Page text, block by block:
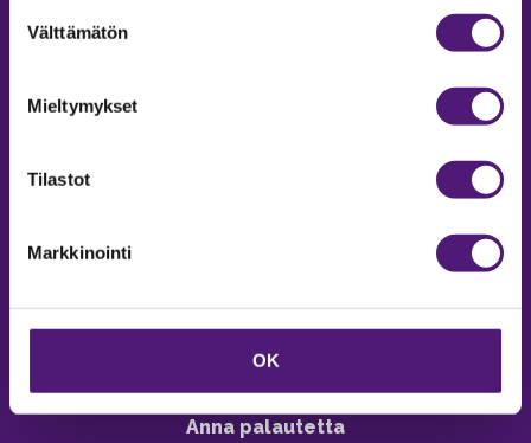
valinta
Välttämätön
Mieltymykset
Tilastot
Markkinointi
OK
Vastuullisuus
Ympäristöohjelma
Avoimet työpaikat
Anna palautetta